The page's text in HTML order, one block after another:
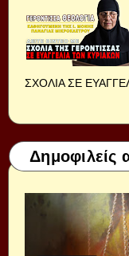
ΣΧΟΛΙΑ ΣΕ
Δημοφιλείς